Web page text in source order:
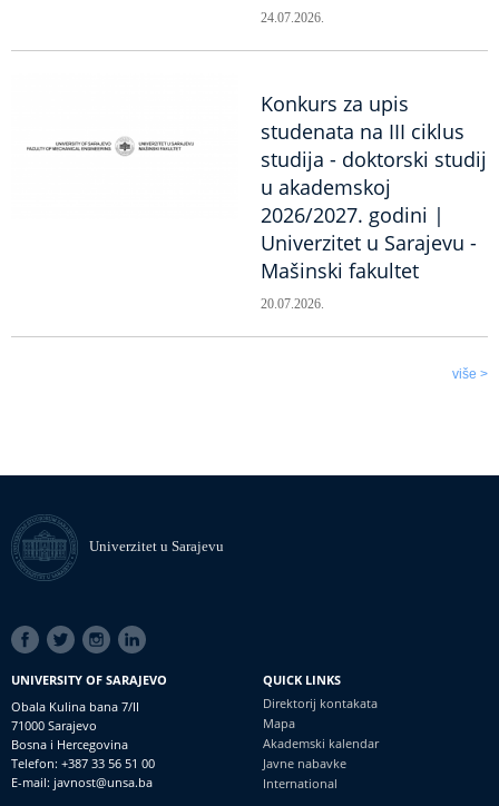
24.07.2026.
Konkurs za upis
studenata na III ciklus
studija - doktorski studij
u akademskoj
2026/2027. godini |
Univerzitet u Sarajevu -
Mašinski fakultet
20.07.2026.
više >
Univerzitet u Sarajevu
SOCIAL
LINKS
UNIVERSITY OF SARAJEVO
Obala Kulina bana 7/II
71000 Sarajevo
Bosna i Hercegovina
Telefon: +387 33 56 51 00
E-mail: javnost@unsa.ba
QUICK LINKS
Direktorij kontakata
Mapa
Akademski kalendar
Javne nabavke
International